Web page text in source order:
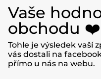
Vaše
obchodu ❤️
Tohle je výsledek vaší
vás dostali na
přímo u nás na webu.